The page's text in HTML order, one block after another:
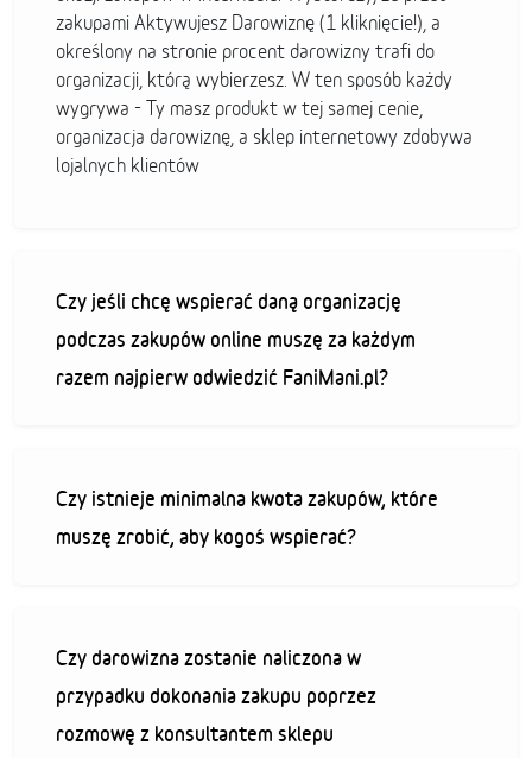
zakupami Aktywujesz Darowiznę (1 kliknięcie!), a
określony na stronie procent darowizny trafi do
organizacji, którą wybierzesz. W ten sposób każdy
wygrywa - Ty masz produkt w tej samej cenie,
organizacja darowiznę, a sklep internetowy zdobywa
lojalnych klientów
Czy jeśli chcę wspierać daną organizację
podczas zakupów online muszę za każdym
razem najpierw odwiedzić FaniMani.pl?
Czy istnieje minimalna kwota zakupów, które
muszę zrobić, aby kogoś wspierać?
Czy darowizna zostanie naliczona w
przypadku dokonania zakupu poprzez
rozmowę z konsultantem sklepu